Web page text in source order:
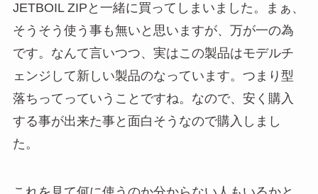
JETBOIL ZIPと一緒に買ってしまいました。まぁ、
そうそう使う事も無いと思いますが、万が一の為
です。なんて言いつつ、実はこの製品はモデルチ
ェンジして新しい製品のなっています。つまり型
落ちってっていうことですね。なので、安く購入
する事が出来た事と面白そうなので購入しまし
た。